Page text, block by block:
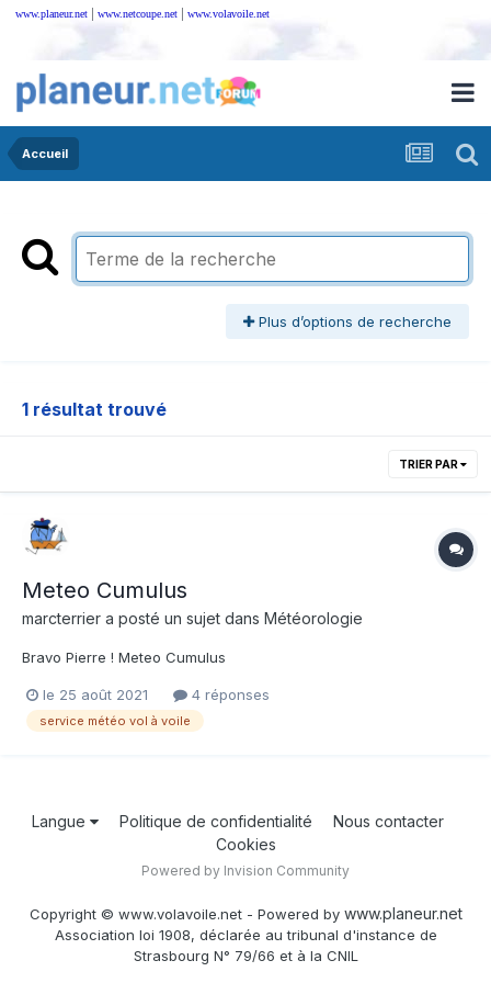
www.planeur.net | www.netcoupe.net | www.volavoile.net
Accueil
Plus d’options de recherche
1 résultat trouvé
TRIER PAR
Meteo Cumulus
marcterrier a posté un sujet dans Météorologie
Bravo Pierre ! Meteo Cumulus
le 25 août 2021 4 réponses
service météo vol à voile
Langue Politique de confidentialité
Nous contacter
Cookies
Powered by Invision Community
Copyright © www.volavoile.net - Powered by www.planeur.net
Association loi 1908, déclarée au tribunal d'instance de
Strasbourg N° 79/66 et à la CNIL